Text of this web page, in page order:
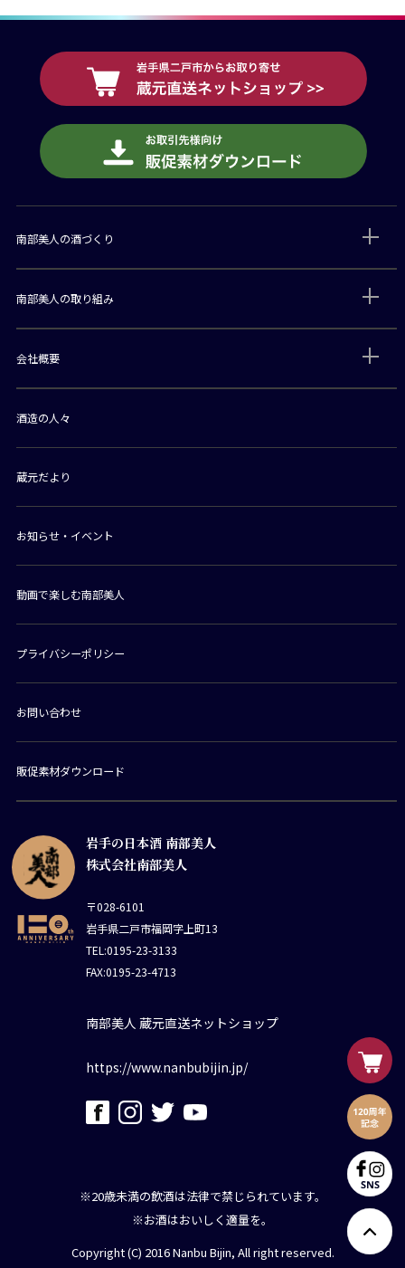
岩手の日本酒 南部美人
株式会社南部美人
〒028-6101
岩手県二戸市福岡字上町13
TEL:0195-23-3133
FAX:0195-23-4713
南部美人 蔵元直送ネットショップ
https://www.nanbubijin.jp/
南部美人の酒づくり
南部美人の取り組み
会社概要
酒造の人々
蔵元だより
お知らせ・イベント
動画で楽しむ南部美人
プライバシーポリシー
お問い合わせ
販促素材ダウンロード
※20歳未満の飲酒は法律で禁じられています。
※お酒はおいしく適量を。
Copyright (C) 2016 Nanbu Bijin, All right reserved.